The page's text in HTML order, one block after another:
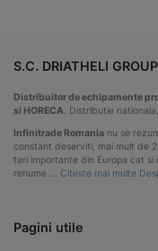
S.C. DRIATHELI
Distribuitor de echipamente
si HORECA. Distributie
Infinitrade Romania nu se
constant deserviti, mai mult de
tari importante din Europa cat
renume … Citeste mai multe
Pagini utile